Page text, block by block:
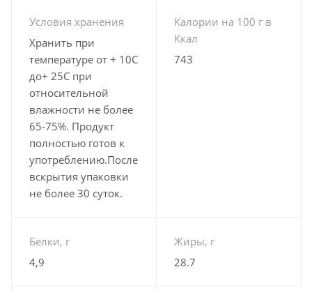
Условия хранения
Хранить при
температуре от + 10С
до+ 25С при
относительной
влажности не более
65-75%. Продукт
полностью готов к
употреблению.После
вскрытия упаковки
не более 30 суток.
Калории на 100 г в
Ккал
743
Белки, г
4,9
Жиры, г
28.7